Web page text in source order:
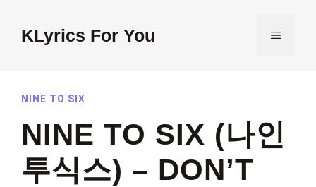
contentKLyrics For You MENU
NINE TO SIX
NINE TO SIX (나인
투식스) – DON’T